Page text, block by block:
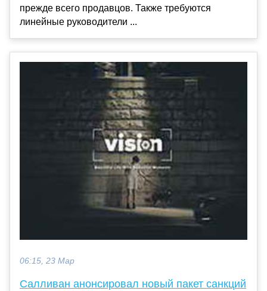
прежде всего продавцов. Также требуются
линейные руководители ...
06:15, 23 Мар
Салливан анонсировал новый пакет санкций